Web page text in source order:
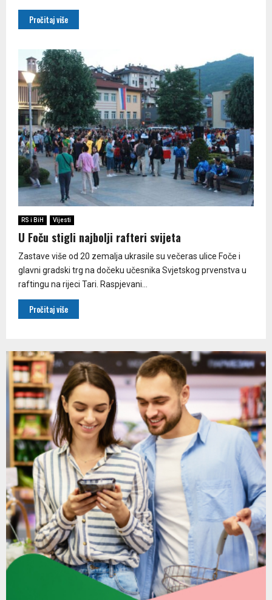
Pročitaj više
RS i BiH Vijesti
U Foču stigli najbolji rafteri svijeta
Zastave više od 20 zemalja ukrasile su večeras ulice Foče i
glavni gradski trg na dočeku učesnika Svjetskog prvenstva u
raftingu na rijeci Tari. Raspjevani...
Pročitaj više